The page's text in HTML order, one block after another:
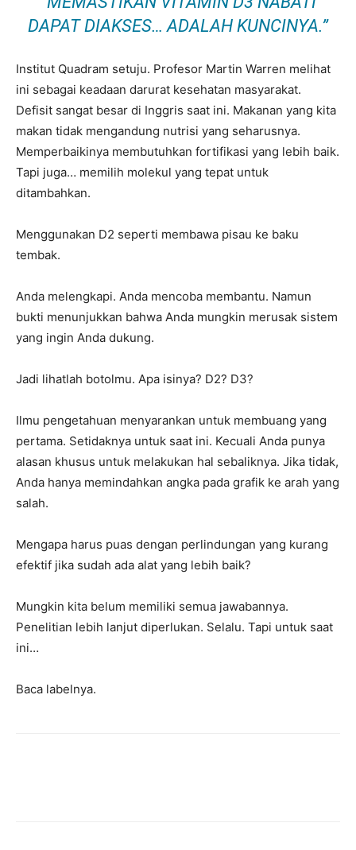
DAPAT DIAKSES… ADALAH KUNCINYA.”
Institut Quadram setuju. Profesor Martin Warren melihat
ini sebagai keadaan darurat kesehatan masyarakat.
Defisit sangat besar di Inggris saat ini. Makanan yang kita
makan tidak mengandung nutrisi yang seharusnya.
Memperbaikinya membutuhkan fortifikasi yang lebih baik.
Tapi juga… memilih molekul yang tepat untuk
ditambahkan.
Menggunakan D2 seperti membawa pisau ke baku
tembak.
Anda melengkapi. Anda mencoba membantu. Namun
bukti menunjukkan bahwa Anda mungkin merusak sistem
yang ingin Anda dukung.
Jadi lihatlah botolmu. Apa isinya? D2? D3?
Ilmu pengetahuan menyarankan untuk membuang yang
pertama. Setidaknya untuk saat ini. Kecuali Anda punya
alasan khusus untuk melakukan hal sebaliknya. Jika tidak,
Anda hanya memindahkan angka pada grafik ke arah yang
salah.
Mengapa harus puas dengan perlindungan yang kurang
efektif jika sudah ada alat yang lebih baik?
Mungkin kita belum memiliki semua jawabannya.
Penelitian lebih lanjut diperlukan. Selalu. Tapi untuk saat
ini…
Baca labelnya.